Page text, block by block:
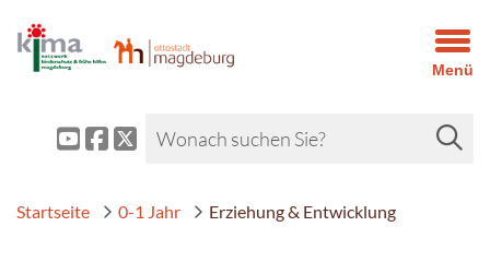
Menü
Startseite 0-1 Jahr Erziehung & Entwicklung